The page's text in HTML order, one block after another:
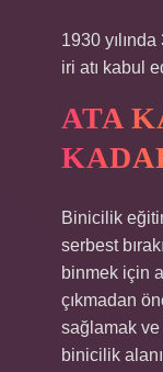
1930
iri atı kabul
ATA
Binicilik
serbest
binmek için
çıkmadan
sağlamak ve
binicilik